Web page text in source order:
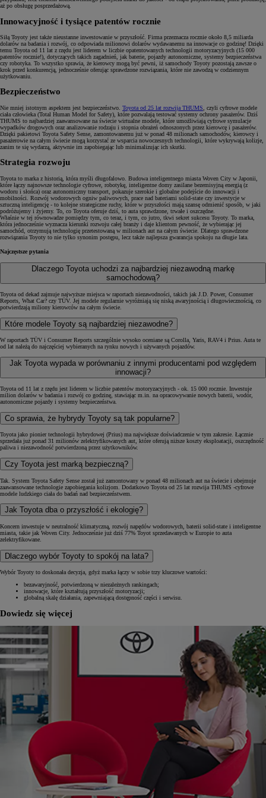
aż po obsługę posprzedażową.
Innowacyjność i tysiące patentów rocznie
Siłą Toyoty jest także nieustanne inwestowanie w przyszłość. Firma przeznacza rocznie około 8,5 miliarda
dolarów na badania i rozwój, co odpowiada milionowi dolarów wydawanemu na innowacje co godzinę! Dzięki
temu Toyota od 11 lat z rzędu jest liderem w liczbie opatentowanych technologii motoryzacyjnych (15 000
patentów rocznie!), dotyczących takich zagadnień, jak baterie, pojazdy autonomiczne, systemy bezpieczeństwa
czy robotyka. To wszystko sprawia, że kierowcy mogą być pewni, iż samochody Toyoty pozostają zawsze o
krok przed konkurencją, jednocześnie oferując sprawdzone rozwiązania, które nie zawodzą w codziennym
użytkowaniu.
Bezpieczeństwo
Nie mniej istotnym aspektem jest bezpieczeństwo. Toyota od 25 lat rozwija THUMS , czyli cyfrowe modele
ciała człowieka (Total Human Model for Safety), które pozwalają testować systemy ochrony pasażerów. Dziś
THUMS to najbardziej zaawansowane na świecie wirtualne modele, które umożliwiają cyfrowe symulacje
wypadków drogowych oraz analizowanie rodzaju i stopnia obrażeń odnoszonych przez kierowcę i pasażerów.
Dzięki pakietowi Toyota Safety Sense, zamontowanemu już w ponad 48 milionach samochodów, kierowcy i
pasażerowie na całym świecie mogą korzystać ze wsparcia nowoczesnych technologii, które wykrywają kolizje,
zanim te się wydarzą, aktywnie im zapobiegając lub minimalizując ich skutki.
Strategia rozwoju
Toyota to marka z historią, która myśli długofalowo. Budowa inteligentnego miasta Woven City w Japonii,
które łączy najnowsze technologie cyfrowe, robotykę, inteligentne domy zasilane bezemisyjną energią (z
wodoru i słońca) oraz autonomiczny transport, pokazuje szerokie i globalne podejście do innowacji i
mobilności. Rozwój wodorowych ogniw paliwowych, prace nad bateriami solid-state czy inwestycje w
sztuczną inteligencję - to kolejne strategiczne ruchy, które w przyszłości mają szansę odmienić sposób, w jaki
podróżujemy i żyjemy. To, co Toyota oferuje dziś, to auta sprawdzone, trwałe i oszczędne.
Właśnie w tej równowadze pomiędzy tym, co teraz, i tym, co jutro, tkwi sekret sukcesu Toyoty. To marka,
która jednocześnie wyznacza kierunki rozwoju całej branży i daje klientom pewność, że wybierając jej
samochód, otrzymują technologię przetestowaną w milionach aut na całym świecie. Dlatego sprawdzone
rozwiązania Toyoty to nie tylko synonim postępu, lecz także najlepsza gwarancja spokoju na długie lata.
Najczęstsze pytania
Dlaczego Toyota uchodzi za najbardziej niezawodną markę
samochodową?
Toyota od dekad zajmuje najwyższe miejsca w raportach niezawodności, takich jak J.D. Power, Consumer
Reports, What Car? czy TÜV. Jej modele regularnie wyróżniają się niską awaryjnością i długowiecznością, co
potwierdzają miliony kierowców na całym świecie.
Które modele Toyoty są najbardziej niezawodne?
W raportach TÜV i Consumer Reports szczególnie wysoko oceniane są Corolla, Yaris, RAV4 i Prius. Auta te
od lat należą do najczęściej wybieranych na rynku nowych i używanych pojazdów.
Jak Toyota wypada w porównaniu z innymi producentami pod względem
innowacji?
Toyota od 11 lat z rzędu jest liderem w liczbie patentów motoryzacyjnych - ok. 15 000 rocznie. Inwestuje
milion dolarów w badania i rozwój co godzinę, stawiając m.in. na opracowywanie nowych baterii, wodór,
autonomiczne pojazdy i systemy bezpieczeństwa.
Co sprawia, że hybrydy Toyoty są tak popularne?
Toyota jako pionier technologii hybrydowej (Prius) ma największe doświadczenie w tym zakresie. Łącznie
sprzedała już ponad 31 milionów zelektryfikowanych aut, które oferują niższe koszty eksploatacji, oszczędność
paliwa i niezawodność potwierdzoną przez użytkowników.
Czy Toyota jest marką bezpieczną?
Tak. System Toyota Safety Sense został już zamontowany w ponad 48 milionach aut na świecie i obejmuje
zaawansowane technologie zapobiegania kolizjom. Dodatkowo Toyota od 25 lat rozwija THUMS -cyfrowe
modele ludzkiego ciała do badań nad bezpieczeństwem.
Jak Toyota dba o przyszłość i ekologię?
Koncern inwestuje w neutralność klimatyczną, rozwój napędów wodorowych, baterii solid-state i inteligentne
miasta, takie jak Woven City. Jednocześnie już dziś 77% Toyot sprzedawanych w Europie to auta
zelektryfikowane.
Dlaczego wybór Toyoty to spokój na lata?
Wybór Toyoty to doskonała decyzja, gdyż marka łączy w sobie trzy kluczowe wartości:
bezawaryjność, potwierdzoną w niezależnych rankingach;
innowacje, które kształtują przyszłość motoryzacji;
globalną skalę działania, zapewniającą dostępność części i serwisu.
Dowiedz się więcej